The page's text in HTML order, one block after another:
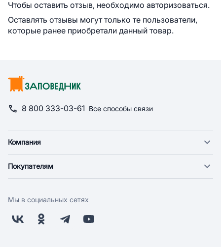
Чтобы оставить отзыв, необходимо авторизоваться.
Оставлять отзывы могут только те пользователи,
которые ранее приобретали данный товар.
8 800 333-03-61 Все способы связи
Компания
Новости
Поставщикам
Заводчикам
Покупателям
Оплата
Бонусная программа
Мы в социальных сетях